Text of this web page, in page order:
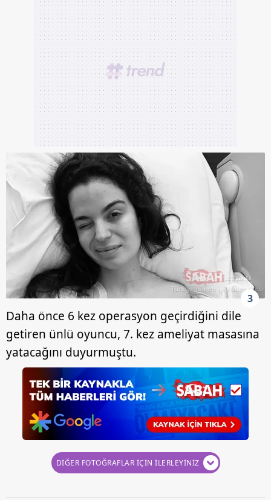
3
Daha önce 6 kez operasyon geçirdiğini dile
getiren ünlü oyuncu, 7. kez ameliyat masasına
yatacağını duyurmuştu.
DİĞER FOTOĞRAFLAR İÇİN İLERLEYİNİZ